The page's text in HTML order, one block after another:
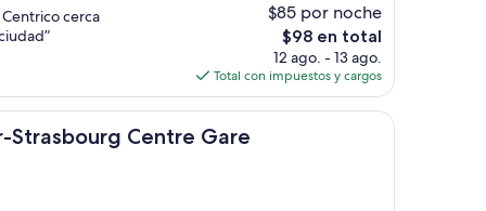
cerca
$85 por noche
El
precio
actual
es
de
$98 en total
12 ago. - 13 ago.
Total con impuestos y cargos
Centre Gare
Centre Gare